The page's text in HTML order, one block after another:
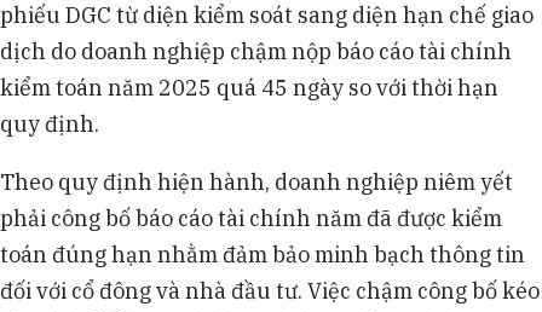
phiếu DGC từ diện kiểm soát sang diện hạn chế giao
dịch do doanh nghiệp chậm nộp báo cáo tài chính
kiểm toán năm 2025 quá 45 ngày so với thời hạn
quy định.
Theo quy định hiện hành, doanh nghiệp niêm yết
phải công bố báo cáo tài chính năm đã được kiểm
toán đúng hạn nhằm đảm bảo minh bạch thông tin
đối với cổ đông và nhà đầu tư. Việc chậm công bố kéo